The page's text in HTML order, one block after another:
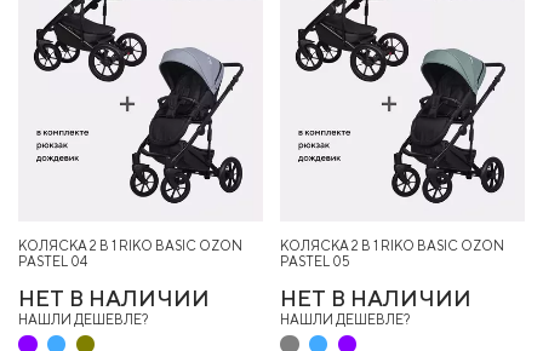
КОЛЯСКА 2 В 1 RIKO BASIC OZON
PASTEL 04
НЕТ В НАЛИЧИИ
НАШЛИ ДЕШЕВЛЕ?
КОЛЯСКА 2 В 1 RIKO BASIC OZON
PASTEL 05
НЕТ В НАЛИЧИИ
НАШЛИ ДЕШЕВЛЕ?